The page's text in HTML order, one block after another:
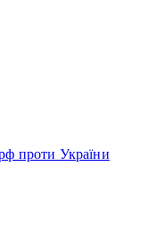
рф проти України